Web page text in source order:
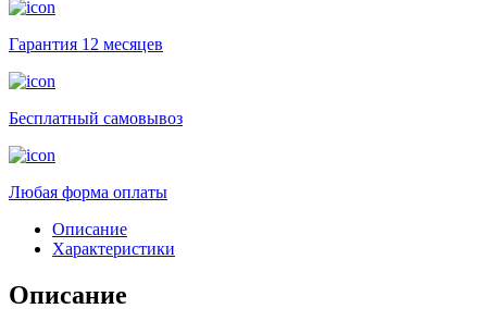
Гарантия 12 месяцев
Бесплатный самовывоз
Любая форма оплаты
Описание
Характеристики
Описание